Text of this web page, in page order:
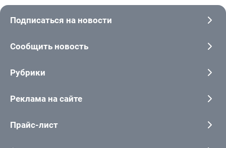
Подписаться на новости
Сообщить новость
Рубрики
Реклама на сайте
Прайс-лист